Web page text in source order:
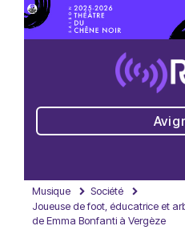
Musique
Société
Joueuse de foot, éducatrice et
de Emma Bonfanti à Vergèze